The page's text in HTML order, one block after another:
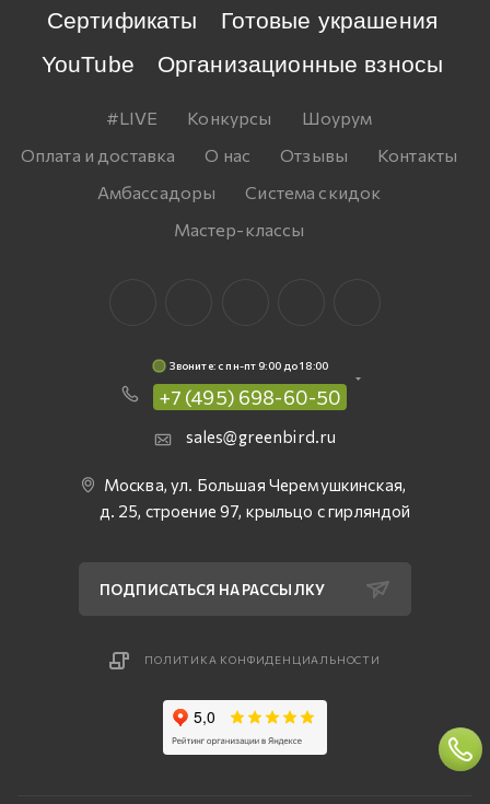
Сертификаты
Готовые украшения
YouTube
Организационные взносы
#LIVE Конкурсы
Шоурум
Оплата и доставка
О нас Отзывы
Контакты
Амбассадоры
Система скидок
Мастер-классы
Звоните: c пн-пт 9:00 до 18:00
+7 (495) 698-60-50
sales@greenbird.ru
Москва, ул. Большая Черемушкинская,
д. 25, строение 97, крыльцо с гирляндой
ПОДПИСАТЬСЯ НА РАССЫЛКУ
ПОЛИТИКА КОНФИДЕНЦИАЛЬНОСТИ